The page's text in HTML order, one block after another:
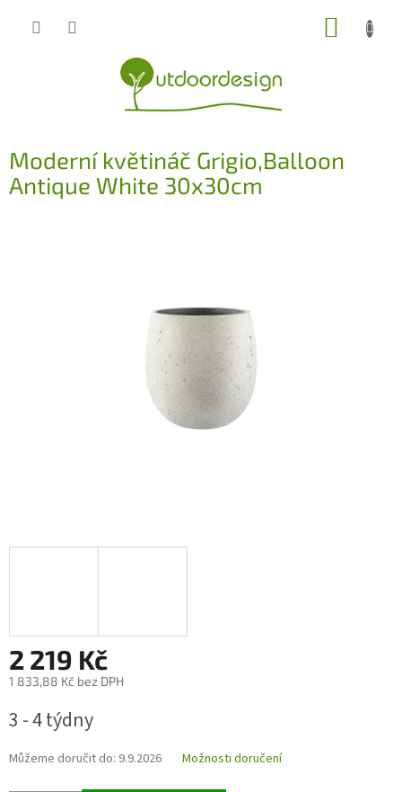
Moderní květináč Grigio,Balloon
Antique White 30x30cm
2 219 Kč
1 833,88 Kč bez DPH
cena:
3 - 4 týdny
Můžeme doručit do: 9.9.2026 Možnosti doručení